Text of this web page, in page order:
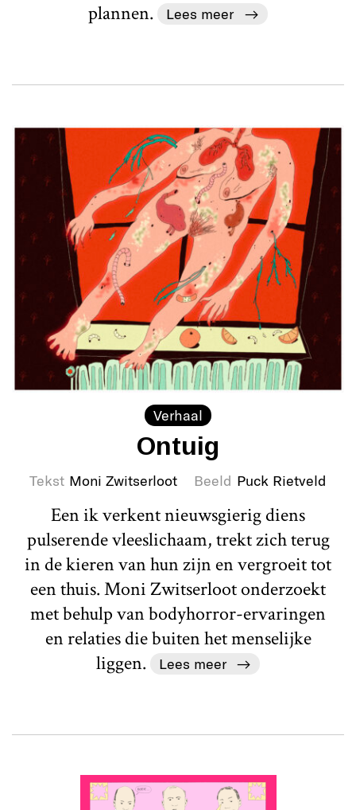
plannen.
Lees meer
Verhaal
Ontuig
Tekst Moni Zwitserloot Beeld Puck Rietveld
Een ik verkent nieuwsgierig diens
pulserende vleeslichaam, trekt zich terug
in de kieren van hun zijn en vergroeit tot
een thuis. Moni Zwitserloot onderzoekt
met behulp van bodyhorror-ervaringen
en relaties die buiten het menselijke
liggen.
Lees meer